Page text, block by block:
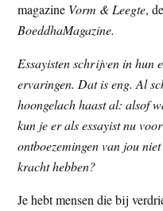
magazine Vorm & Leegte,
BoeddhaMagazine.
Essayisten schrijven in hun
ervaringen. Dat is eng. Al
hoongelach haast al: alsof
kun je er als essayist nu
ontboezemingen van jou
kracht hebben?
Je hebt mensen die bij